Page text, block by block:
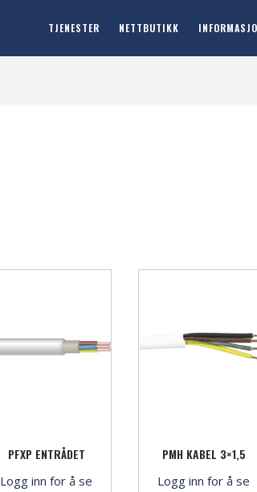
TJENESTER NETTBUTIKK
PFXP ENTRÅDET
Logg inn for å se
PMH KABEL 3×1,5
Logg inn for å se